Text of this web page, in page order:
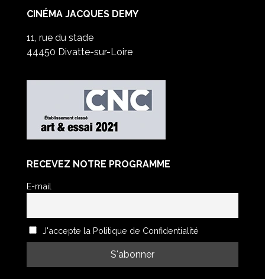
CINÉMA JACQUES DEMY
11, rue du stade
44450 Divatte-sur-Loire
RECEVEZ NOTRE PROGRAMME
E-mail
J'accepte la Politique de Confidentialité